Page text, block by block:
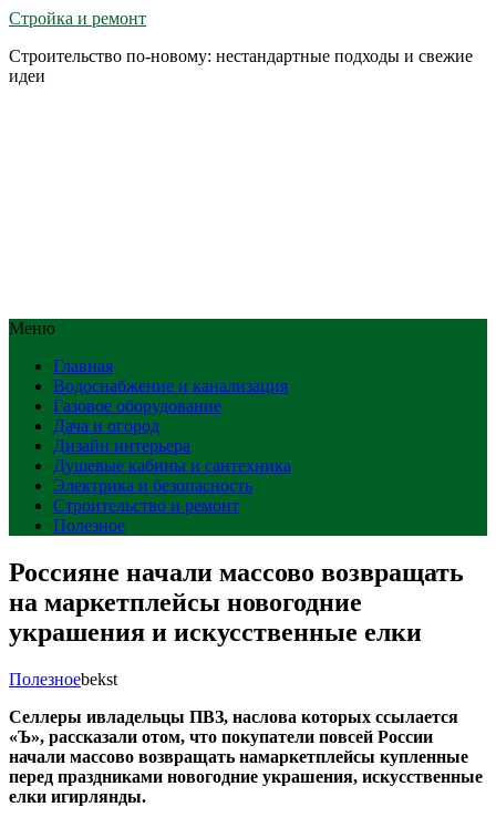
Стройка и ремонт
Строительство по-новому: нестандартные подходы и свежие
идеи
Меню
Главная
Водоснабжение и канализация
Газовое оборудование
Дача и огород
Дизайн интерьера
Душевые кабины и сантехника
Электрика и безопасность
Строительство и ремонт
Полезное
Россияне начали массово возвращать
на маркетплейсы новогодние
украшения и искусственные елки
Полезноеbekst
Селлеры ивладельцы ПВЗ, наслова которых ссылается
«Ъ», рассказали отом, что покупатели повсей России
начали массово возвращать намаркетплейсы купленные
перед праздниками новогодние украшения, искусственные
елки игирлянды.